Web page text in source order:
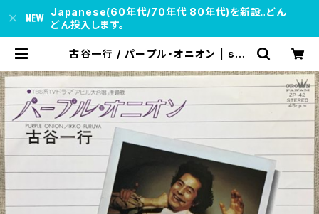
Japanese(60年代/70年代 80年代)を新設。どん
どん投入します。
古谷一行 / パープル・オニオン | sou